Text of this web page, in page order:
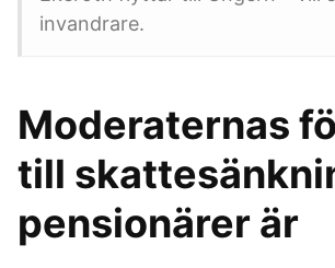
invandrare.
Moderaternas
till
pensionärer är